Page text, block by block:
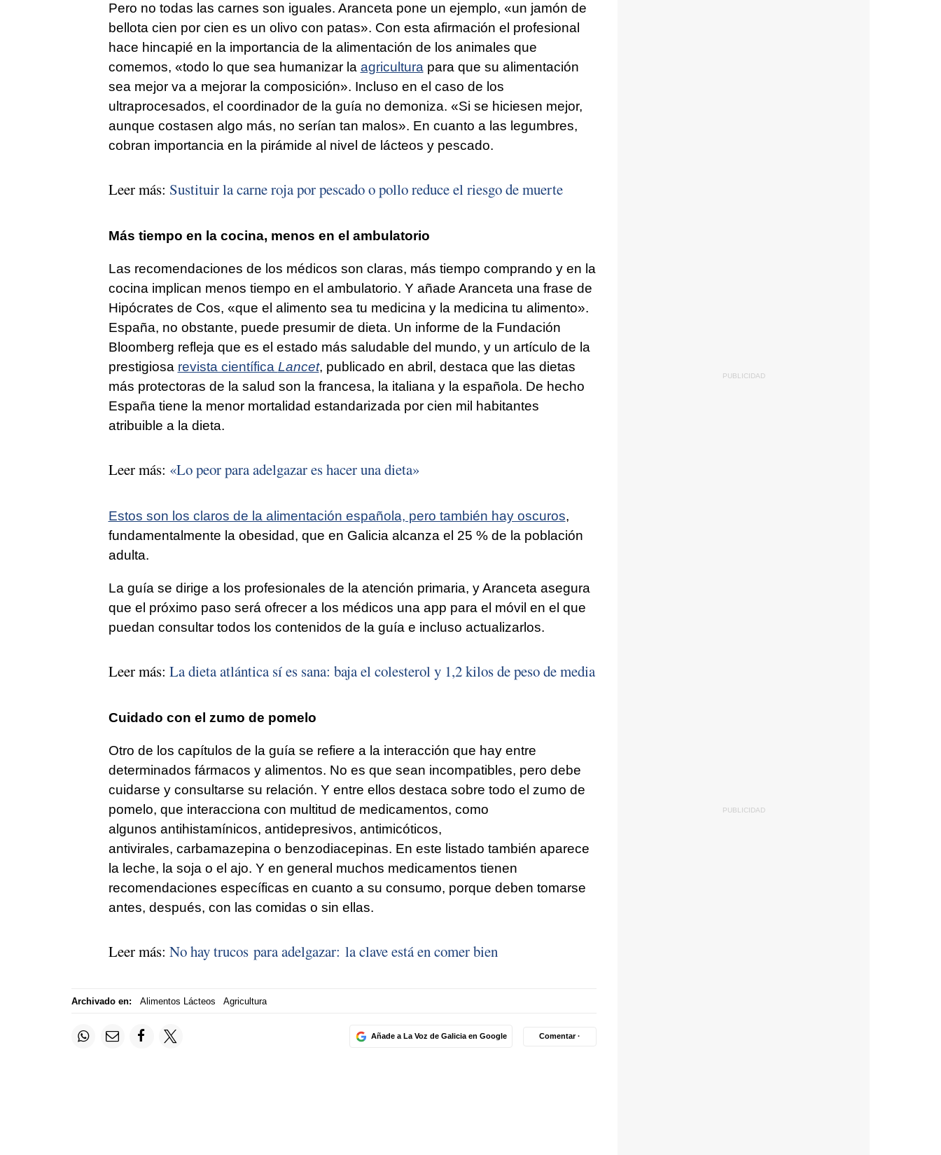
Pero no todas las carnes son iguales. Aranceta pone un ejemplo, «un jamón de
bellota cien por cien es un olivo con patas». Con esta afirmación el profesional
hace hincapié en la importancia de la alimentación de los animales que
comemos, «todo lo que sea humanizar la agriculturapara que su alimentación
sea mejor va a mejorar la composición». Incluso en el caso de los
ultraprocesados, el coordinador de la guía no demoniza. «Si se hiciesen mejor,
aunque costasen algo más, no serían tan malos». En cuanto a las legumbres,
cobran importancia en la pirámide al nivel de lácteos y pescado.
Leer más: Sustituir la carne roja por pescado o pollo reduce el riesgo de muerte
Más tiempo en la cocina, menos en el ambulatorio
Las recomendaciones de los médicos son claras, más tiempo comprando y en la
cocina implican menos tiempo en el ambulatorio. Y añade Aranceta una frase de
Hipócrates de Cos, «que el alimento sea tu medicina y la medicina tu alimento».
España, no obstante, puede presumir de dieta. Un informe de la Fundación
Bloomberg refleja que es el estado más saludable del mundo, y un artículo de la
prestigiosa revista científica Lancet, publicado en abril, destaca que las dietas
más protectoras de la salud son la francesa, la italiana y la española. De hecho
España tiene la menor mortalidad estandarizada por cien mil habitantes
atribuible a la dieta.
Leer más: «Lo peor para adelgazar es hacer una dieta»
Estos son los claros de la alimentación española, pero también hay oscuros,
fundamentalmente la obesidad, que en Galicia alcanza el 25 % de la población
adulta.
La guía se dirige a los profesionales de la atención primaria, y Aranceta asegura
que el próximo paso será ofrecer a los médicos una app para el móvil en el que
puedan consultar todos los contenidos de la guía e incluso actualizarlos.
Leer más: La dieta atlántica sí es sana: baja el colesterol y 1,2 kilos de peso de media
Cuidado con el zumo de pomelo
Otro de los capítulos de la guía se refiere a la interacción que hay entre
determinados fármacos y alimentos. No es que sean incompatibles, pero debe
cuidarse y consultarse su relación. Y entre ellos destaca sobre todo el zumo de
pomelo, que interacciona con multitud de medicamentos, como
algunos antihistamínicos, antidepresivos, antimicóticos,
antivirales, carbamazepina o benzodiacepinas. En este listado también aparece
la leche, la soja o el ajo. Y en general muchos medicamentos tienen
recomendaciones específicas en cuanto a su consumo, porque deben tomarse
antes, después, con las comidas o sin ellas.
Leer más: No hay trucos para adelgazar: la clave está en comer bien
Archivado en: Alimentos Lácteos Agricultura
Añade a La Voz de Galicia en Google Comentar ·